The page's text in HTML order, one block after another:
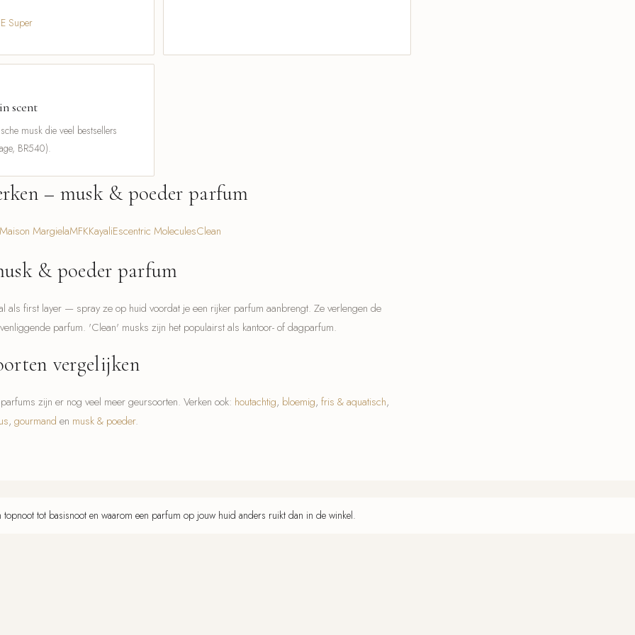
Super
scent
musk die veel bestsellers
BR540).
– musk & poeder parfum
Maison MargielaMFKKayaliEscentric MoleculesClean
& poeder parfum
als first layer — spray ze op huid voordat je een rijker parfum aanbrengt. Ze verlengen de
parfum. 'Clean' musks zijn het populairst als kantoor- of dagparfum.
vergelijken
zijn er nog veel meer geursoorten. Verken ook: houtachtig, bloemig, fris & aquatisch,
, gourmand en musk & poeder.
tot basisnoot en waarom een parfum op jouw huid anders ruikt dan in de winkel.